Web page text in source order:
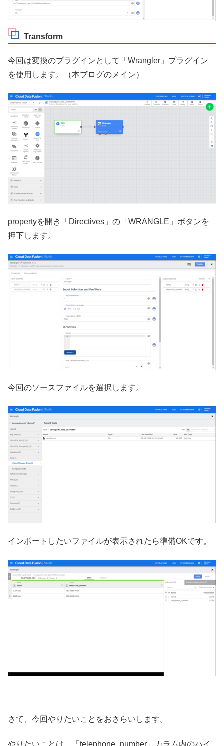
Transform
今回は変換のプラグインとして「Wrangler」プラグイン
を使用します。（本ブログのメイン）
propertyを開き「Directives」の「WRANGLE」ボタンを
押下します。
今回のソースファイルを選択します。
インポートしたいファイルが表示されたら準備OKです。
さて、今回やりたいことをおさらいします。